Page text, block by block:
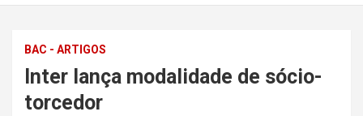
BAC - ARTIGOS
Inter lança modalidade de sócio-
torcedor